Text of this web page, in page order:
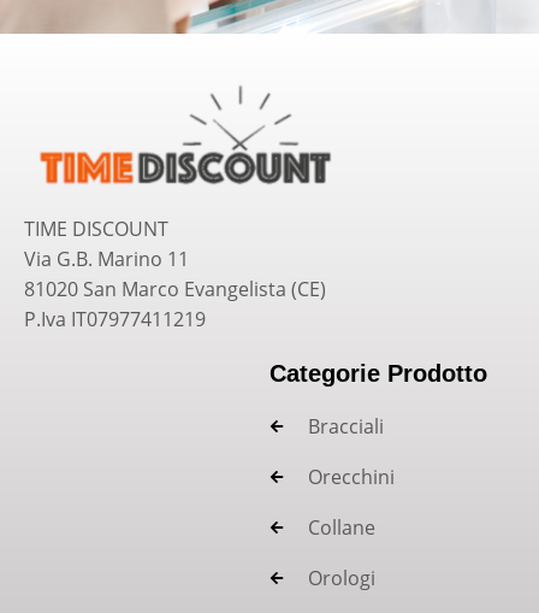
TIME DISCOUNT
Via G.B. Marino 11
81020 San Marco Evangelista (CE)
P.Iva IT07977411219
Categorie Prodotto
Bracciali
Orecchini
Collane
Orologi